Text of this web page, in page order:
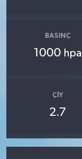
BASINÇ
1000 hpa
ÇIY
2.7